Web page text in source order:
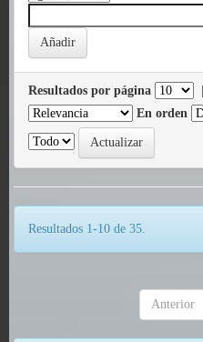
Resultados por página
En orden
Resultados 1-10 de 35.
Anterior